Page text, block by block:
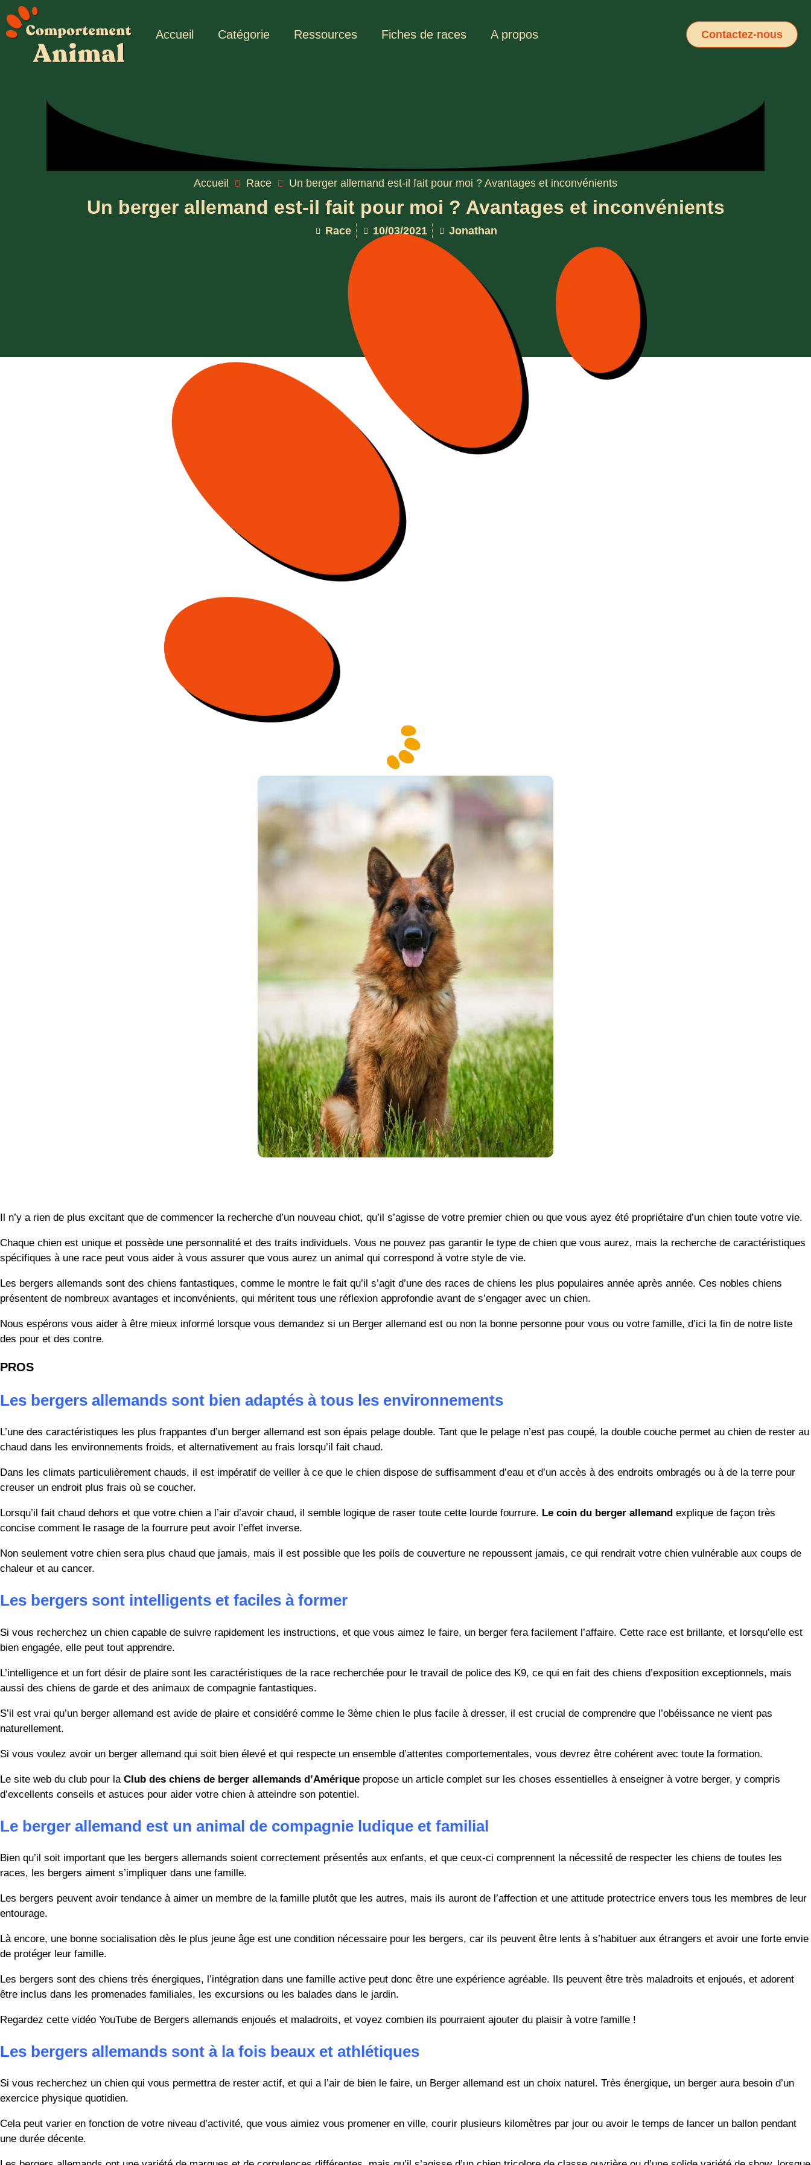
Accueil Catégorie Ressources Fiches de races A propos Contactez-nous
Accueil Race Un berger allemand est-il fait pour moi ? Avantages et inconvénients
Un berger allemand est-il fait pour moi ? Avantages et inconvénients
Race 10/03/2021 Jonathan
Il n’y a rien de plus excitant que de commencer la recherche d’un nouveau chiot, qu’il s’agisse de votre premier chien ou que vous ayez été propriétaire d’un chien toute votre vie.
Chaque chien est unique et possède une personnalité et des traits individuels. Vous ne pouvez pas garantir le type de chien que vous aurez, mais la recherche de caractéristiques
spécifiques à une race peut vous aider à vous assurer que vous aurez un animal qui correspond à votre style de vie.
Les bergers allemands sont des chiens fantastiques, comme le montre le fait qu’il s’agit d’une des races de chiens les plus populaires année après année. Ces nobles chiens
présentent de nombreux avantages et inconvénients, qui méritent tous une réflexion approfondie avant de s’engager avec un chien.
Nous espérons vous aider à être mieux informé lorsque vous demandez si un Berger allemand est ou non la bonne personne pour vous ou votre famille, d’ici la fin de notre liste
des pour et des contre.
PROS
Les bergers allemands sont bien adaptés à tous les environnements
L’une des caractéristiques les plus frappantes d’un berger allemand est son épais pelage double. Tant que le pelage n’est pas coupé, la double couche permet au chien de rester au
chaud dans les environnements froids, et alternativement au frais lorsqu’il fait chaud.
Dans les climats particulièrement chauds, il est impératif de veiller à ce que le chien dispose de suffisamment d’eau et d’un accès à des endroits ombragés ou à de la terre pour
creuser un endroit plus frais où se coucher.
Lorsqu’il fait chaud dehors et que votre chien a l’air d’avoir chaud, il semble logique de raser toute cette lourde fourrure. Le coin du berger allemand explique de façon très
concise comment le rasage de la fourrure peut avoir l’effet inverse.
Non seulement votre chien sera plus chaud que jamais, mais il est possible que les poils de couverture ne repoussent jamais, ce qui rendrait votre chien vulnérable aux coups de
chaleur et au cancer.
Les bergers sont intelligents et faciles à former
Si vous recherchez un chien capable de suivre rapidement les instructions, et que vous aimez le faire, un berger fera facilement l’affaire. Cette race est brillante, et lorsqu’elle est
bien engagée, elle peut tout apprendre.
L’intelligence et un fort désir de plaire sont les caractéristiques de la race recherchée pour le travail de police des K9, ce qui en fait des chiens d’exposition exceptionnels, mais
aussi des chiens de garde et des animaux de compagnie fantastiques.
S’il est vrai qu’un berger allemand est avide de plaire et considéré comme le 3ème chien le plus facile à dresser, il est crucial de comprendre que l’obéissance ne vient pas
naturellement.
Si vous voulez avoir un berger allemand qui soit bien élevé et qui respecte un ensemble d’attentes comportementales, vous devrez être cohérent avec toute la formation.
Le site web du club pour la Club des chiens de berger allemands d’Amérique propose un article complet sur les choses essentielles à enseigner à votre berger, y compris
d’excellents conseils et astuces pour aider votre chien à atteindre son potentiel.
Le berger allemand est un animal de compagnie ludique et familial
Bien qu’il soit important que les bergers allemands soient correctement présentés aux enfants, et que ceux-ci comprennent la nécessité de respecter les chiens de toutes les
races, les bergers aiment s’impliquer dans une famille.
Les bergers peuvent avoir tendance à aimer un membre de la famille plutôt que les autres, mais ils auront de l’affection et une attitude protectrice envers tous les membres de leur
entourage.
Là encore, une bonne socialisation dès le plus jeune âge est une condition nécessaire pour les bergers, car ils peuvent être lents à s’habituer aux étrangers et avoir une forte envie
de protéger leur famille.
Les bergers sont des chiens très énergiques, l’intégration dans une famille active peut donc être une expérience agréable. Ils peuvent être très maladroits et enjoués, et adorent
être inclus dans les promenades familiales, les excursions ou les balades dans le jardin.
Regardez cette vidéo YouTube de Bergers allemands enjoués et maladroits, et voyez combien ils pourraient ajouter du plaisir à votre famille !
Les bergers allemands sont à la fois beaux et athlétiques
Si vous recherchez un chien qui vous permettra de rester actif, et qui a l’air de bien le faire, un Berger allemand est un choix naturel. Très énergique, un berger aura besoin d’un
exercice physique quotidien.
Cela peut varier en fonction de votre niveau d’activité, que vous aimiez vous promener en ville, courir plusieurs kilomètres par jour ou avoir le temps de lancer un ballon pendant
une durée décente.